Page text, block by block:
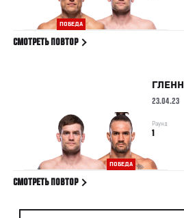
ПОБЕДА
СМОТРЕТЬ ПОВТОР
ПОБЕДА
ГЛЕНН
23.04.23
Раунд
1
СМОТРЕТЬ ПОВТОР